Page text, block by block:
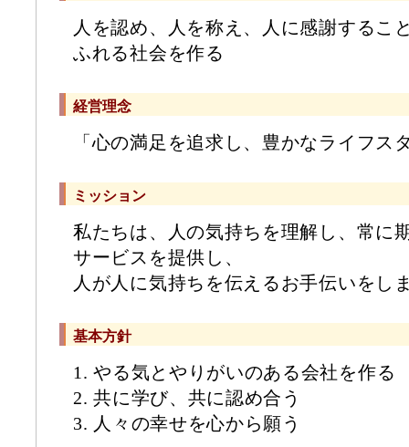
人を認め、人を称え、人に感謝するこ
ふれる社会を作る
経営理念
「心の満足を追求し、豊かなライフス
ミッション
私たちは、人の気持ちを理解し、常に
サービスを提供し、
人が人に気持ちを伝えるお手伝いをし
基本方針
1. やる気とやりがいのある会社を作る
2. 共に学び、共に認め合う
3. 人々の幸せを心から願う